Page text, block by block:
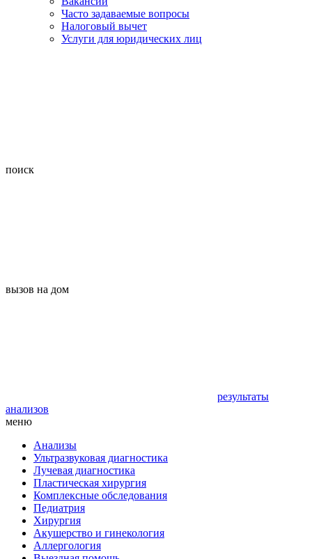
Часто задаваемые вопросы
Налоговый вычет
Услуги для юридических лиц
поиск
вызов на дом
результаты
анализов
меню
Анализы
Ультразвуковая диагностика
Лучевая диагностика
Пластическая хирургия
Комплексные обследования
Педиатрия
Хирургия
Акушерство и гинекология
Аллергология